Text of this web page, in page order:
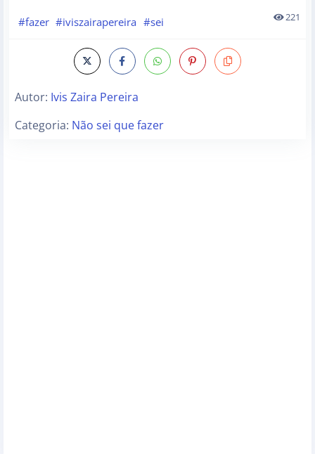
#fazer #iviszairapereira #sei 221
Autor: Ivis Zaira Pereira
Categoria: Não sei que fazer